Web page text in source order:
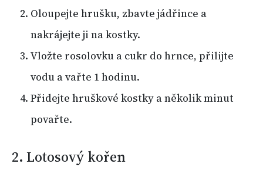
Oloupejte hrušku, zbavte jádřince a
nakrájejte ji na kostky.
Vložte rosolovku a cukr do hrnce, přilijte
vodu a vařte 1 hodinu.
Přidejte hruškové kostky a několik minut
povařte.
2. Lotosový kořen